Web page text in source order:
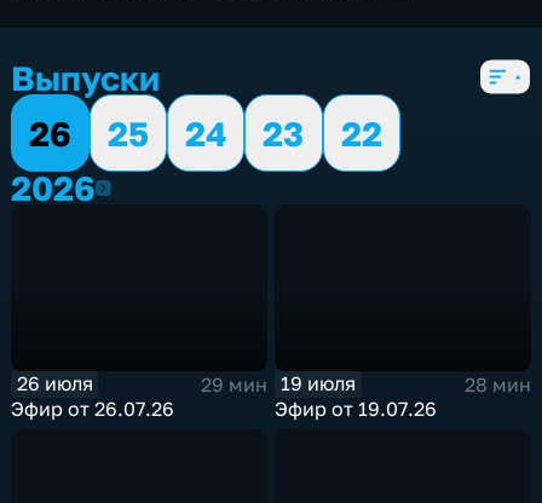
Выпуски
26
25 24 23
22
20262026
26 июля
29 мин
Эфир от 26.07.26
19 июля
28 мин
Эфир от 19.07.26